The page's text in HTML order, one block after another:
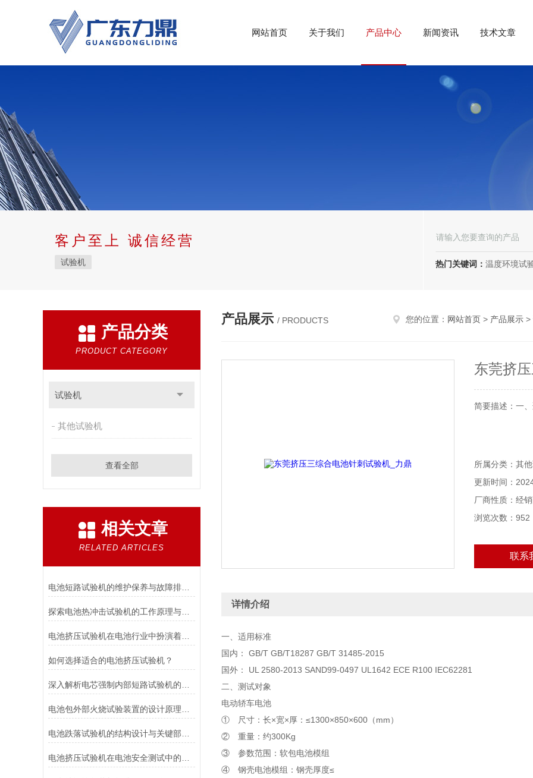
网站首页 关于我们 产品中心 新闻资讯 技术文章
客户至上 诚信经营
试验机 热门关键词： 温度环境试
产品分类
PRODUCT CATEGORY
试验机
其他试验机
查看全部
相关文章
RELATED ARTICLES
电池短路试验机的维护保养与故障排除技巧分享
探索电池热冲击试验机的工作原理与应用
如何选择适合的电池挤压试验机？
产品展示 / PRODUCTS 您的位置： 网站首页 > 产品展示 >
东莞挤
简要描述：一
所属分类：其
更新时间：
厂商性质：经
浏览次数：952
联系
详情介绍
一、适用标准
国内： GB/T GB/T18287 GB/T 31485-2015
国外： UL 2580-2013 SAND99-0497 UL1642 ECE R100 IEC62281
二、测试对象
电动轿车电池
① 尺寸：长×宽×厚：≤1300×850×600（mm）
② 重量：约300Kg
③ 参数范围：软包电池模组
④ 钢壳电池模组：钢壳厚度≤